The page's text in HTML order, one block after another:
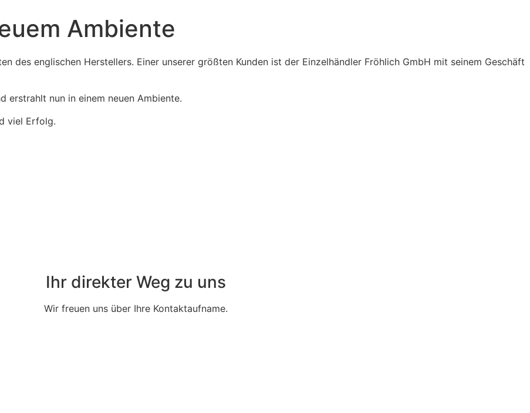
Ambiente
des englischen Herstellers. Einer unserer größten Kunden ist der Einzelhändler Fröhlich GmbH mit seinem Geschäft
erstrahlt nun in einem neuen Ambiente.
viel Erfolg.
Ihr direkter Weg zu uns
Wir freuen uns über Ihre Kontaktaufname.